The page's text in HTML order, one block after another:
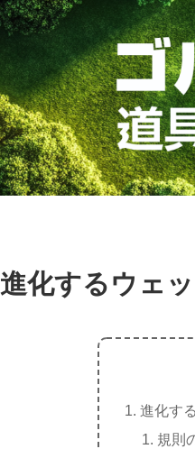
進化するウェ
進化す
規則